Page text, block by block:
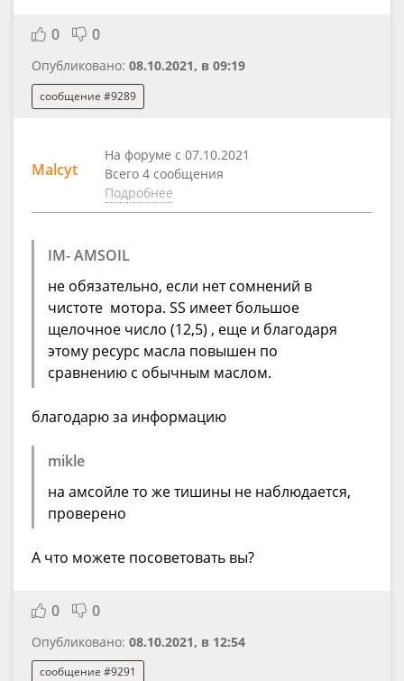
0 0
Опубликовано: 08.10.2021, в 09:19
сообщение #9289
Malcyt
На форуме с 07.10.2021
Всего 4 сообщения
Подробнее
IM- AMSOIL
не обязательно, если нет сомнений в
чистоте мотора. SS имеет большое
щелочное число (12,5) , еще и благодаря
этому ресурс масла повышен по
сравнению с обычным маслом.
благодарю за информацию
mikle
на амсойле то же тишины не наблюдается,
проверено
А что можете посоветовать вы?
0 0
Опубликовано: 08.10.2021, в 12:54
сообщение #9291